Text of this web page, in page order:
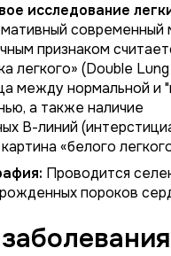
исследование
современный
признаком
легкого» (Double
между нормальной и
а также наличие
В-линий
«белого
Проводится
пороков